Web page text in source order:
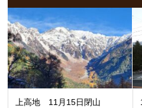
上高地 11月15日閉山